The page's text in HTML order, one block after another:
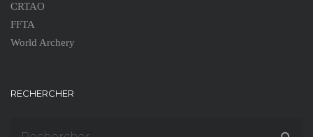
CRTAO
FFTA
World Archery
RECHERCHER